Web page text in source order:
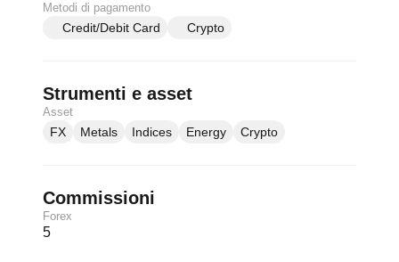
Metodi di pagamento
Credit/Debit Card Crypto
Strumenti e asset
Asset
FX Metals Indices Energy Crypto
Commissioni
Forex
5